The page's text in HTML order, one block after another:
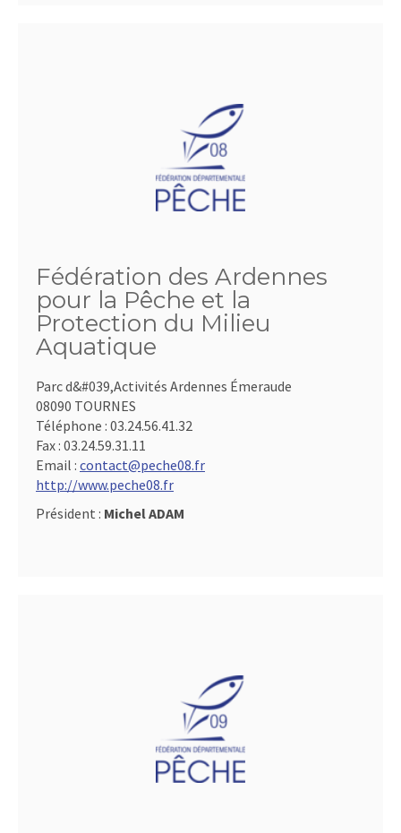
Fédération des Ardennes
pour la Pêche et la
Protection du Milieu
Aquatique
Parc d&#039,Activités Ardennes Émeraude
08090 TOURNES
Téléphone : 03.24.56.41.32
Fax : 03.24.59.31.11
Email : contact@peche08.fr
http://www.peche08.fr
Président : Michel ADAM